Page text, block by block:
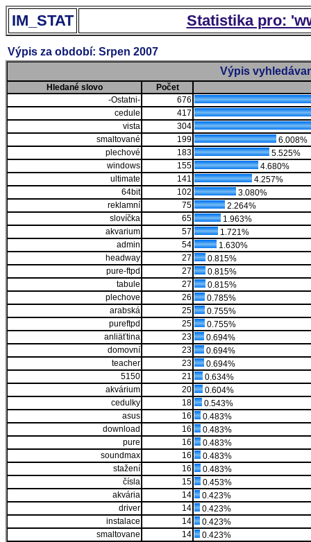
IM_STAT Statistika pro:
Výpis za období: Srpen 2007
Výpis
Hledané slovo
Počet
-Ostatni-
676
cedule
417
vista
304
smaltované
199
6.008%
plechové
183
5.525%
windows
155
4.680%
ultimate
141
4.257%
64bit
102
3.080%
reklamní
75
2.264%
slovíčka
65
1.963%
akvarium
57
1.721%
admin
54
1.630%
headway
27
0.815%
pure-ftpd
27
0.815%
tabule
27
0.815%
plechove
26
0.785%
arabská
25
0.755%
pureftpd
25
0.755%
anliäťtina
23
0.694%
domovní
23
0.694%
teacher
23
0.694%
5150
21
0.634%
akvárium
20
0.604%
cedulky
18
0.543%
asus
16
0.483%
download
16
0.483%
pure
16
0.483%
soundmax
16
0.483%
stažení
16
0.483%
čísla
15
0.453%
akvária
14
0.423%
driver
14
0.423%
instalace
14
0.423%
smaltovane
14
0.423%